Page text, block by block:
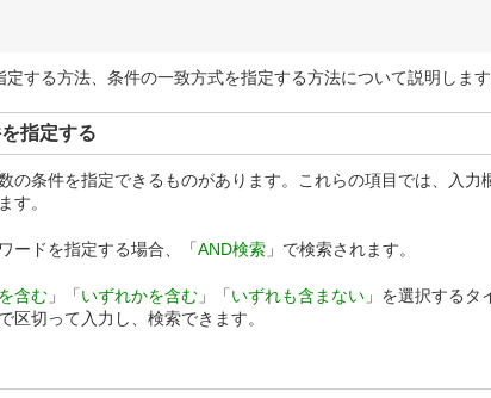
する方法、条件の一致方式を指定する方法について説明します
指定する
の条件を指定できるものがあります。これらの項目では、入力
す。
ードを指定する場合、「AND検索 」で検索されます。
含む 」「いずれかを含む 」「いずれも含まない 」を選択するタ
区切って入力し、検索できます。